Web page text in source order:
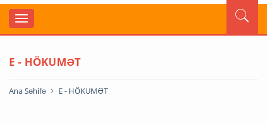
E - HÖKUMƏT
Ana Səhifə E - HÖKUMƏT